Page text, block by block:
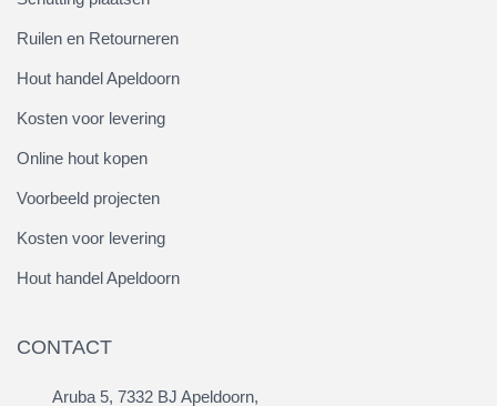
Ruilen en Retourneren
Hout handel Apeldoorn
Kosten voor levering
Online hout kopen
Voorbeeld projecten
Kosten voor levering
Hout handel Apeldoorn
CONTACT
Aruba 5, 7332 BJ Apeldoorn,